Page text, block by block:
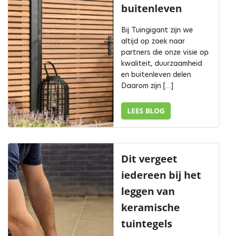
buitenleven
Bij Tuingigant zijn we
altijd op zoek naar
partners die onze visie op
kwaliteit, duurzaamheid
en buitenleven delen.
Daarom zijn […]
LEES BLOG
Dit vergeet
iedereen bij het
leggen van
keramische
tuintegels